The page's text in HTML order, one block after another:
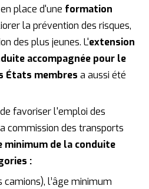
place d'une formation
la prévention des risques,
des plusjeunes. L'extension
accompagnée pour le
États membres a aussi été
favoriser l'emploi des
commission des transports
minimum de la conduite
:
camions), l’âge minimum